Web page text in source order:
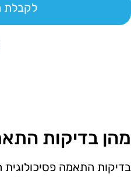
לקבלת
מהן בדיקות
בדיקות התאמה פסיכולוגית